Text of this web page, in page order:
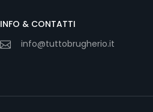
INFO & CONTATTI
info@tuttobrugherio.it